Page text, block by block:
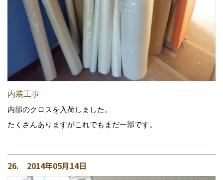
内装工事
内部のクロスを入荷しました。
たくさんありますがこれでもまだ一部です。
26. 2014年05月14日